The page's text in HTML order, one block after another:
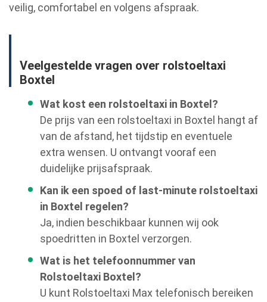
veilig, comfortabel en volgens afspraak.
Veelgestelde vragen over rolstoeltaxi
Boxtel
Wat kost een rolstoeltaxi in Boxtel?
De prijs van een rolstoeltaxi in Boxtel hangt af
van de afstand, het tijdstip en eventuele
extra wensen. U ontvangt vooraf een
duidelijke prijsafspraak.
Kan ik een spoed of last-minute rolstoeltaxi
in Boxtel regelen?
Ja, indien beschikbaar kunnen wij ook
spoedritten in Boxtel verzorgen.
Wat is het telefoonnummer van
Rolstoeltaxi Boxtel?
U kunt Rolstoeltaxi Max telefonisch bereiken